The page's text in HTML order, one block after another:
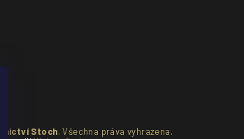
Stoch. Všechna práva vyhrazena.